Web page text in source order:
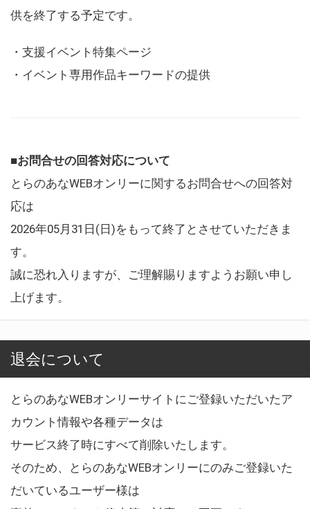
供を終了する予定です。
・支援イベント特集ページ
・イベント専用作品キーワードの提供
■お問合せの回答対応について
とらのあなWEBオンリーに関するお問合せへの回答対
応は
2026年05月31日(日)をもって終了とさせていただきま
す。
誠に恐れ入りますが、ご理解賜りますようお願い申し
上げます。
退会について
とらのあなWEBオンリーサイトにご登録いただいたア
カウント情報や各種データは
サービス終了時にすべて削除いたします。
そのため、とらのあなWEBオンリーにのみご登録いた
だいているユーザー様は